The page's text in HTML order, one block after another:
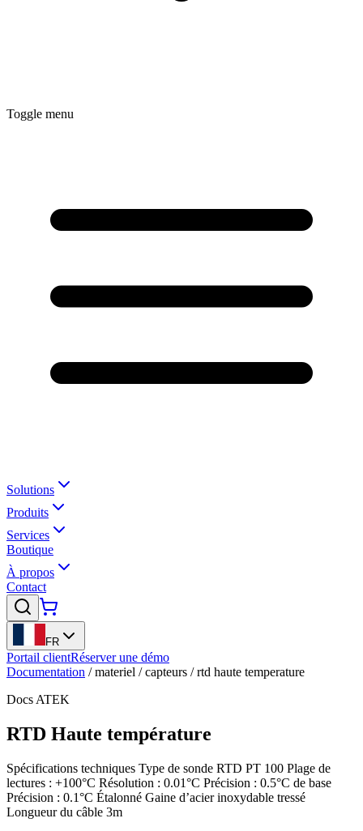
Toggle menu
Solutions
Produits
Services
Boutique
À propos
Contact
FR
Portail clientRéserver une démo
Documentation / materiel / capteurs / rtd haute temperature
Docs ATEK
RTD Haute température
Spécifications techniques Type de sonde RTD PT 100 Plage de
lectures : +100°C Résolution : 0.01°C Précision : 0.5°C de base
Précision : 0.1°C Étalonné Gaine d’acier inoxydable tressé
Longueur du câble 3m